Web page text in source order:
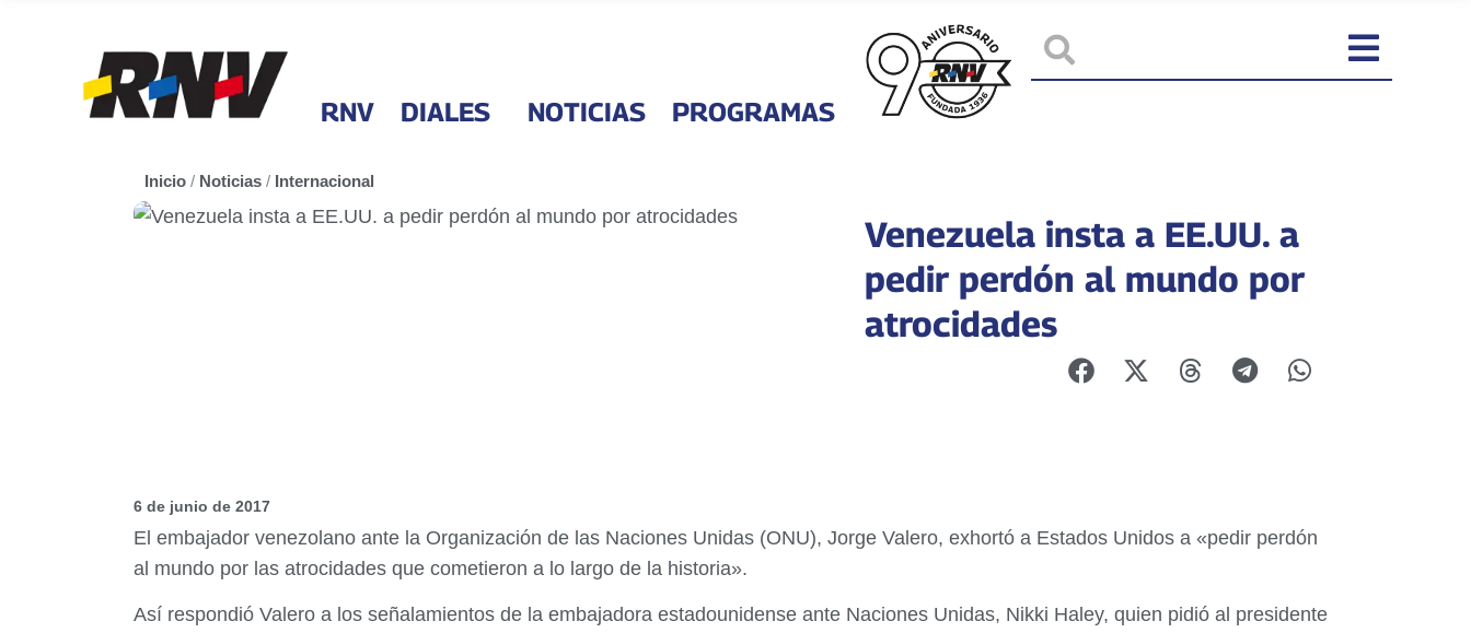
RNV DIALES NOTICIAS PROGRAMAS
Inicio / Noticias / Internacional
Venezuela insta a EE.UU. a
pedir perdón al mundo por
atrocidades
6 de junio de 2017
El embajador venezolano ante la Organización de las Naciones Unidas (ONU), Jorge Valero, exhortó a Estados Unidos a «pedir perdón
al mundo por las atrocidades que cometieron a lo largo de la historia».
Así respondió Valero a los señalamientos de la embajadora estadounidense ante Naciones Unidas, Nikki Haley, quien pidió al presidente